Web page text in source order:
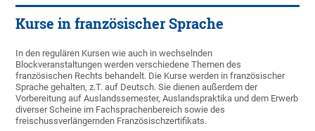
Kurse in französischer Sprache
In den regulären Kursen wie auch in wechselnden
Blockveranstaltungen werden verschiedene Themen des
französischen Rechts behandelt. Die Kurse werden in französischer
Sprache gehalten, z.T. auf Deutsch. Sie dienen außerdem der
Vorbereitung auf Auslandssemester, Auslandspraktika und dem Erwerb
diverser Scheine im Fachsprachenbereich sowie des
freischussverlängernden Französischzertifikats.